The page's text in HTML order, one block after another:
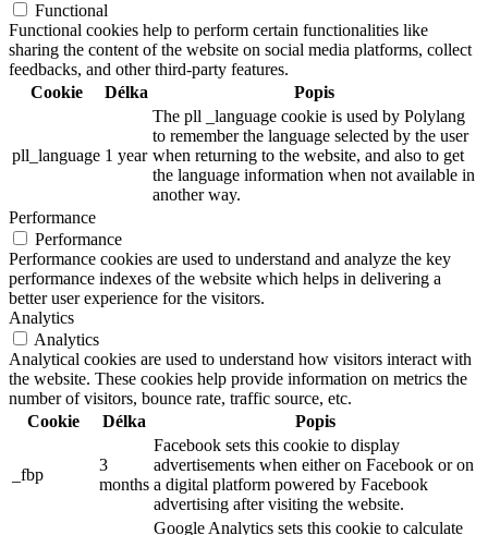
Functional
Functional cookies help to perform certain functionalities like
sharing the content of the website on social media platforms, collect
feedbacks, and other third-party features.
Cookie
Délka Popis
pll_language 1 year
The pll _language cookie is used by Polylang
to remember the language selected by the user
when returning to the website, and also to get
the language information when not available in
another way.
Performance
Performance
Performance cookies are used to understand and analyze the key
performance indexes of the website which helps in delivering a
better user experience for the visitors.
Analytics
Analytics
Analytical cookies are used to understand how visitors interact with
the website. These cookies help provide information on metrics the
number of visitors, bounce rate, traffic source, etc.
Cookie
Délka Popis
_fbp
3
months
Facebook sets this cookie to display
advertisements when either on Facebook or on
a digital platform powered by Facebook
advertising after visiting the website.
Google Analytics sets this cookie to calculate